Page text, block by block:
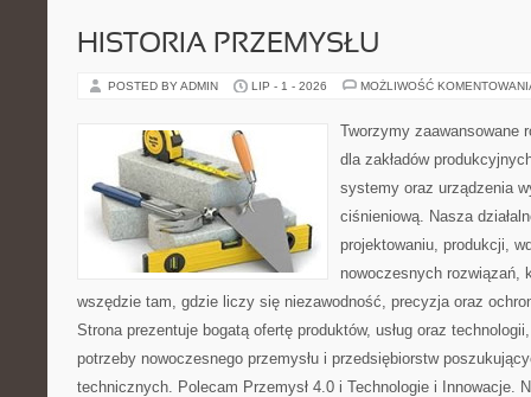
HISTORIA PRZEMYSŁU
POSTED BY ADMIN LIP - 1 - 2026 MOŻLIWOŚĆ
Tworzymy zaawansowane
dla zakładów
systemy oraz urządzenia
ciśnieniową. Nasza
projektowaniu, produkcji,
nowoczesnych rozwiązań,
wszędzie tam, gdzie liczy się niezawodność, precyzja oraz
Strona prezentuje bogatą ofertę produktów, usług oraz
potrzeby nowoczesnego przemysłu i przedsiębiorstw
technicznych. Polecam Przemysł 4.0 i Technologie i Innowacje.